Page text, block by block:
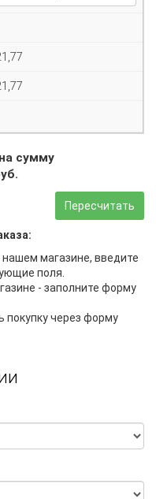
сумму
Пересчитать
магазине, введите
поля.
- заполните форму
через форму